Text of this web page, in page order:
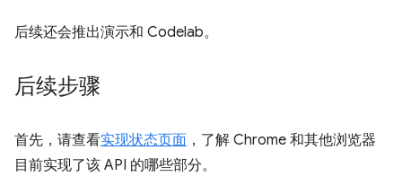
后续还会推出演示和 Codelab。
后续步骤
首先，请查看实现状态页面 ，了解 Chrome 和其他浏览器
目前实现了该 API 的哪些部分。